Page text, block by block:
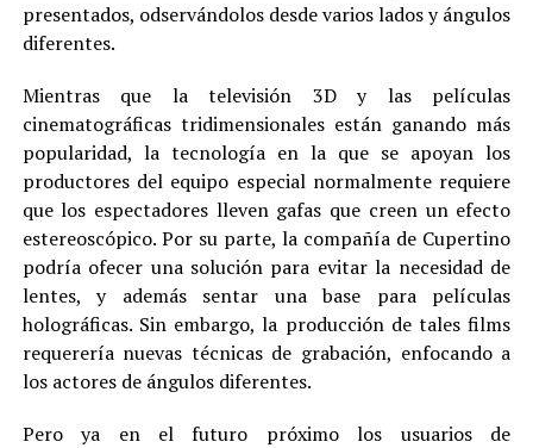
presentados, odservándolos desde varios lados y ángulos
diferentes.
Mientras que la televisión 3D y las películas
cinematográficas tridimensionales están ganando más
popularidad, la tecnología en la que se apoyan los
productores del equipo especial normalmente requiere
que los espectadores lleven gafas que creen un efecto
estereoscópico. Por su parte, la compañía de Cupertino
podría ofecer una solución para evitar la necesidad de
lentes, y además sentar una base para películas
holográficas. Sin embargo, la producción de tales films
requerería nuevas técnicas de grabación, enfocando a
los actores de ángulos diferentes.
Pero ya en el futuro próximo los usuarios de